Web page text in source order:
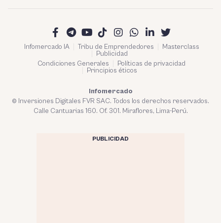
Infomercado IA Tribu de Emprendedores
Masterclass
Publicidad
Condiciones Generales
Políticas de privacidad
Principios éticos
Infomercado
© Inversiones Digitales FVR SAC. Todos los derechos reservados.
Calle Cantuarias 160. Of. 301. Miraflores, Lima-Perú.
PUBLICIDAD